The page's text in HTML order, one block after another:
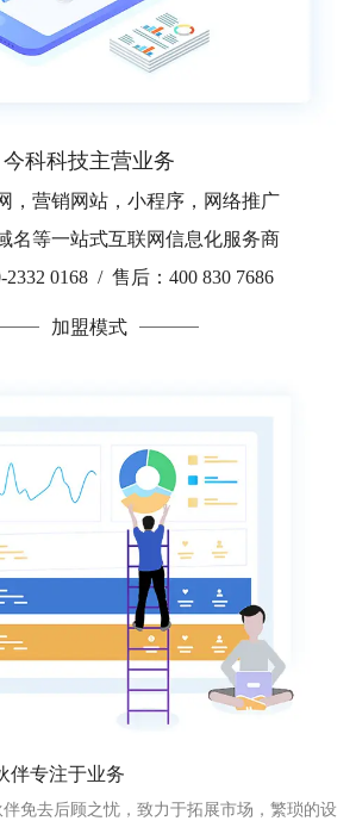
今科科技主营业务
，营销网站，小程序，网络推广
名等一站式互联网信息化服务商
2332 0168 / 售后：400 830 7686
加盟模式
伴专注于业务
免去后顾之忧，致力于拓展市场，繁琐的设